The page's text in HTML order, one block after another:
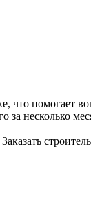
что помогает
за несколько